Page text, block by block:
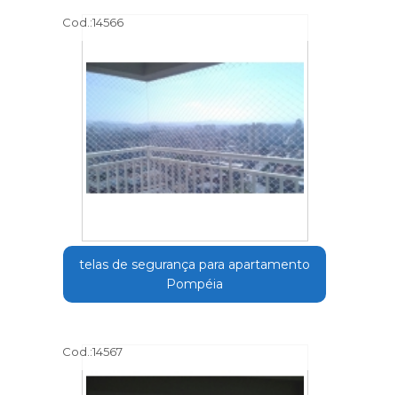
Cod.:14566
telas de segurança para apartamento
Pompéia
Cod.:14567